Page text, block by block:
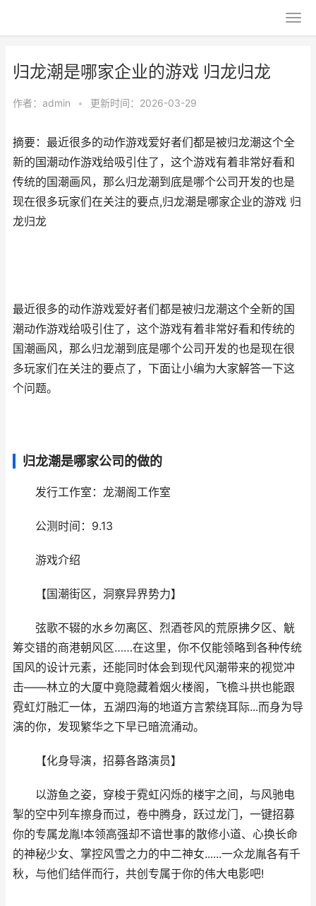
归龙潮是哪家企业的游戏 归龙归龙
作者： admin • 更新时间：2026-03-29
摘要：最近很多的动作游戏爱好者们都是被归龙潮这个全
新的国潮动作游戏给吸引住了，这个游戏有着非常好看和
传统的国潮画风，那么归龙潮到底是哪个公司开发的也是
现在很多玩家们在关注的要点,归龙潮是哪家企业的游戏 归
龙归龙
最近很多的动作游戏爱好者们都是被归龙潮这个全新的国
潮动作游戏给吸引住了，这个游戏有着非常好看和传统的
国潮画风，那么归龙潮到底是哪个公司开发的也是现在很
多玩家们在关注的要点了，下面让小编为大家解答一下这
个问题。
归龙潮是哪家公司的做的
发行工作室：龙潮阁工作室
公测时间：9.13
游戏介绍
【国潮街区，洞察异界势力】
弦歌不辍的水乡勿离区、烈酒苍风的荒原拂夕区、觥
筹交错的商港朝风区……在这里，你不仅能领略到各种传统
国风的设计元素，还能同时体会到现代风潮带来的视觉冲
击——林立的大厦中竟隐藏着烟火楼阁，飞檐斗拱也能跟
霓虹灯融汇一体，五湖四海的地道方言萦绕耳际...而身为导
演的你，发现繁华之下早已暗流涌动。
【化身导演，招募各路演员】
以游鱼之姿，穿梭于霓虹闪烁的楼宇之间，与风驰电
掣的空中列车擦身而过，卷中腾身，跃过龙门，一键招募
你的专属龙胤!本领高强却不谙世事的散修小道、心换长命
的神秘少女、掌控风雪之力的中二神女......一众龙胤各有千
秋，与他们结伴而行，共创专属于你的伟大电影吧!